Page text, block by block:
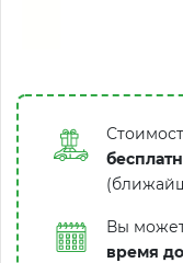
Вы
время